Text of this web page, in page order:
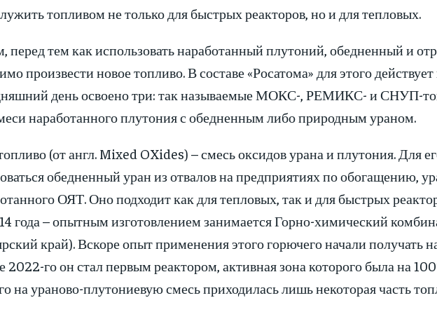
топливом не только для быстрых реакторов, но и для тепловых.
перед тем как использовать наработанный плутоний, обедненный и
произвести новое топливо. В составе «Росатома» для этого
день освоено три: так называемые МОКС-, РЕМИКС- и СНУП-
наработанного плутония с обедненным либо природным ураном.
(от англ. Mixed OXides) – смесь оксидов урана и плутония. Для
обедненный уран из отвалов на предприятиях по обогащению,
ОЯТ. Оно подходит как для тепловых, так и для быстрых
года – опытным изготовлением занимается Горно-химический
край). Вскоре опыт применения этого горючего начали
2022-го он стал первым реактором, активная зона которого была на
на ураново-плутониевую смесь приходилась лишь некоторая часть